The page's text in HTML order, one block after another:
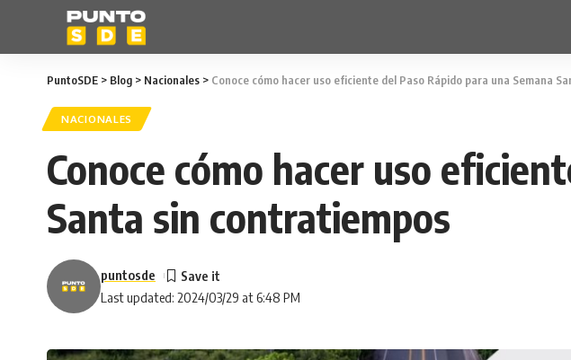
PuntoSDE > Blog > Nacionales > Conoce cómo hacer uso eficiente del Paso Rápido para una Semana
NACIONALES
Conoce cómo hacer uso
Santa sin contratiempos
Last updated: 2024/03/29 at 6:48 PM
puntosde